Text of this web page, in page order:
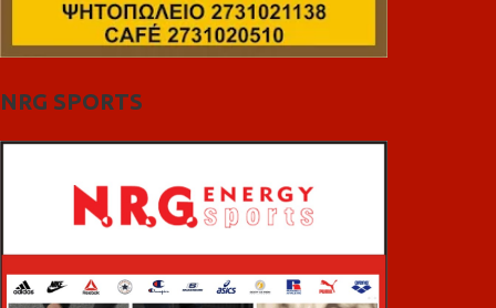
NRG SPORTS